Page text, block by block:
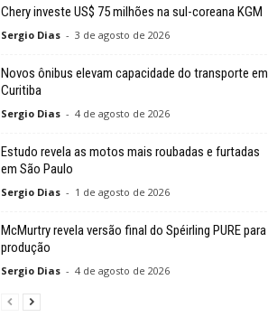
Chery investe US$ 75 milhões na sul-coreana KGM
Sergio Dias - 3 de agosto de 2026
Novos ônibus elevam capacidade do transporte em
Curitiba
Sergio Dias - 4 de agosto de 2026
Estudo revela as motos mais roubadas e furtadas
em São Paulo
Sergio Dias - 1 de agosto de 2026
McMurtry revela versão final do Spéirling PURE para
produção
Sergio Dias - 4 de agosto de 2026